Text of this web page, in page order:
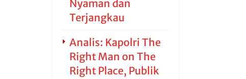
Nyaman dan
Terjangkau
Analis: Kapolri The
Right Man on The
Right Place, Publik